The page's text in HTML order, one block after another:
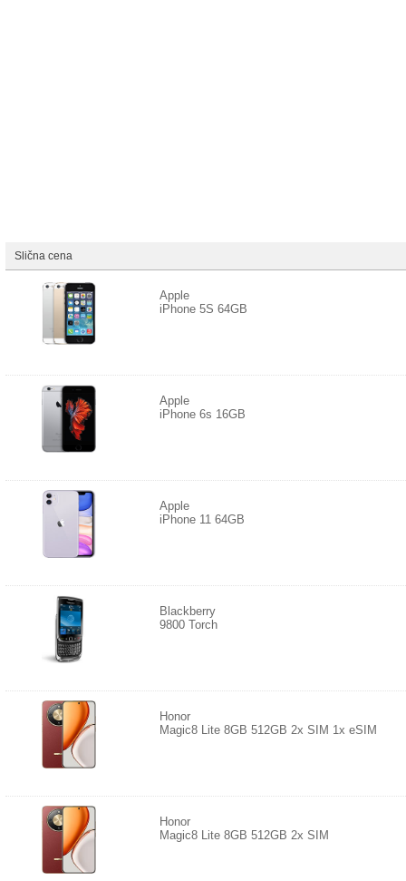
Slična cena
Apple
iPhone 5S 64GB
Apple
iPhone 6s 16GB
Apple
iPhone 11 64GB
Blackberry
9800 Torch
Honor
Magic8 Lite 8GB 512GB 2x SIM 1x eSIM
Honor
Magic8 Lite 8GB 512GB 2x SIM